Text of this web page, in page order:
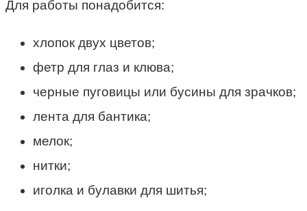
Для работы понадобится:
хлопок двух цветов;
фетр для глаз и клюва;
черные пуговицы или бусины для зрачков;
лента для бантика;
мелок;
нитки;
иголка и булавки для шитья;